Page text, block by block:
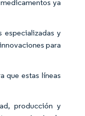
ya
especializadas y
para
que estas líneas
producción y